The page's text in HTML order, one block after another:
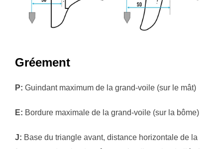
Gréement
P: Guindant maximum de la grand-voile (sur le mât)
E: Bordure maximale de la grand-voile (sur la bôme)
J: Base du triangle avant, distance horizontale de la